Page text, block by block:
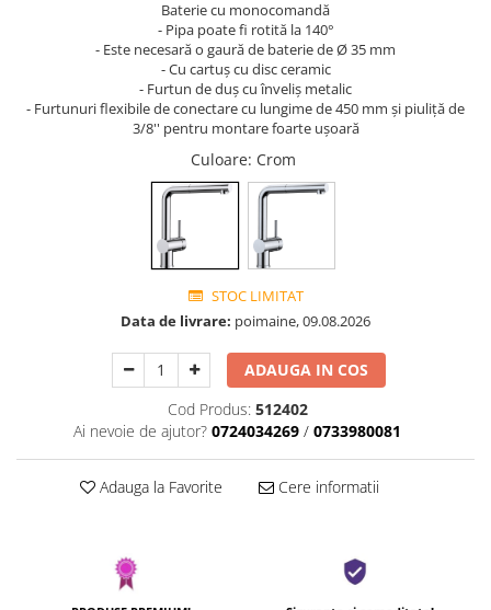
Baterie cu monocomandă
- Pipa poate fi rotită la 140°
- Este necesară o gaură de baterie de Ø 35 mm
- Cu cartuș cu disc ceramic
- Furtun de duș cu înveliș metalic
- Furtunuri flexibile de conectare cu lungime de 450 mm și piuliță de
3/8'' pentru montare foarte ușoară
Culoare: Crom
STOC LIMITAT
Data de livrare: poimaine, 09.08.2026
ADAUGA IN COS
Cod Produs: 512402
Ai nevoie de ajutor? 0724034269 / 0733980081
Adauga la Favorite Cere informatii